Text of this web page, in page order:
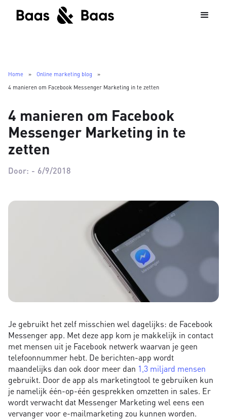
Home » Online marketing blog
»
4 manieren om Facebook Messenger Marketing in te zetten
4 manieren om Facebook
Messenger Marketing in te
zetten
Door: - 6/9/2018
Je gebruikt het zelf misschien wel dagelijks: de Facebook
Messenger app. Met deze app kom je makkelijk in contact
met mensen uit je Facebook netwerk waarvan je geen
telefoonnummer hebt. De berichten-app wordt
maandelijks dan ook door meer dan 1,3 miljard mensen
gebruikt. Door de app als marketingtool te gebruiken kun
je namelijk één-op-één gesprekken omzetten in sales. Er
wordt verwacht dat Messenger Marketing wel eens een
vervanger voor e-mailmarketing zou kunnen worden.